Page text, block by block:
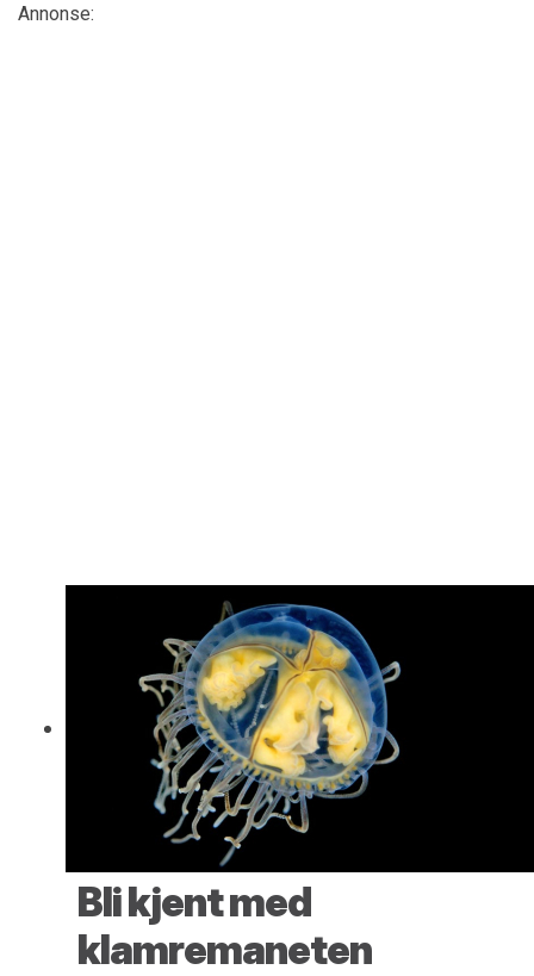
Annonse:
Bli kjent med
klamremaneten